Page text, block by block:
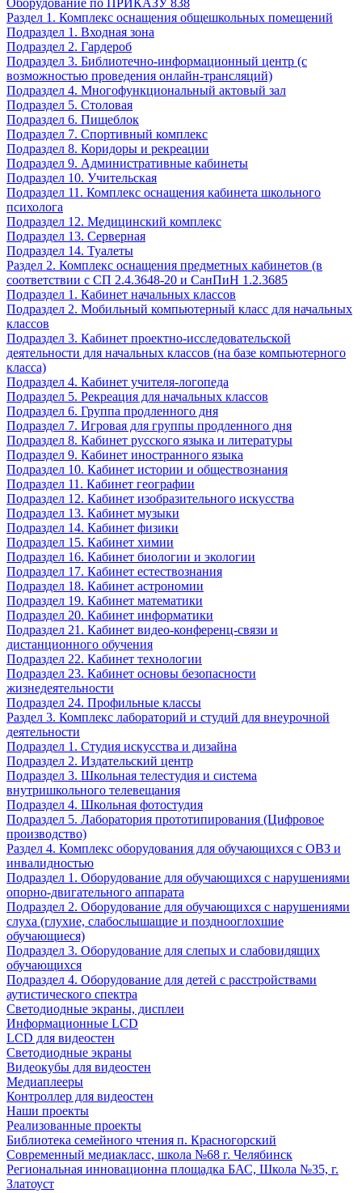
Оборудование по ПРИКАЗУ 838
Раздел 1. Комплекс оснащения общешкольных помещений
Подраздел 1. Входная зона
Подраздел 2. Гардероб
Подраздел 3. Библиотечно-информационный центр (с
возможностью проведения онлайн-трансляций)
Подраздел 4. Многофункциональный актовый зал
Подраздел 5. Столовая
Подраздел 6. Пищеблок
Подраздел 7. Спортивный комплекс
Подраздел 8. Коридоры и рекреации
Подраздел 9. Административные кабинеты
Подраздел 10. Учительская
Подраздел 11. Комплекс оснащения кабинета школьного
психолога
Подраздел 12. Медицинский комплекс
Подраздел 13. Серверная
Подраздел 14. Туалеты
Раздел 2. Комплекс оснащения предметных кабинетов (в
соответствии с СП 2.4.3648-20 и СанПиН 1.2.3685
Подраздел 1. Кабинет начальных классов
Подраздел 2. Мобильный компьютерный класс для начальных
классов
Подраздел 3. Кабинет проектно-исследовательской
деятельности для начальных классов (на базе компьютерного
класса)
Подраздел 4. Кабинет учителя-логопеда
Подраздел 5. Рекреация для начальных классов
Подраздел 6. Группа продленного дня
Подраздел 7. Игровая для группы продленного дня
Подраздел 8. Кабинет русского языка и литературы
Подраздел 9. Кабинет иностранного языка
Подраздел 10. Кабинет истории и обществознания
Подраздел 11. Кабинет географии
Подраздел 12. Кабинет изобразительного искусства
Подраздел 13. Кабинет музыки
Подраздел 14. Кабинет физики
Подраздел 15. Кабинет химии
Подраздел 16. Кабинет биологии и экологии
Подраздел 17. Кабинет естествознания
Подраздел 18. Кабинет астрономии
Подраздел 19. Кабинет математики
Подраздел 20. Кабинет информатики
Подраздел 21. Кабинет видео-конференц-связи и
дистанционного обучения
Подраздел 22. Кабинет технологии
Подраздел 23. Кабинет основы безопасности
жизнедеятельности
Подраздел 24. Профильные классы
Раздел 3. Комплекс лабораторий и студий для внеурочной
деятельности
Подраздел 1. Студия искусства и дизайна
Подраздел 2. Издательский центр
Подраздел 3. Школьная телестудия и система
внутришкольного телевещания
Подраздел 4. Школьная фотостудия
Подраздел 5. Лаборатория прототипирования (Цифровое
производство)
Раздел 4. Комплекс оборудования для обучающихся с ОВЗ и
инвалидностью
Подраздел 1. Оборудование для обучающихся с нарушениями
опорно-двигательного аппарата
Подраздел 2. Оборудование для обучающихся с нарушениями
слуха (глухие, слабослышащие и позднооглохшие
обучающиеся)
Подраздел 3. Оборудование для слепых и слабовидящих
обучающихся
Подраздел 4. Оборудование для детей с расстройствами
аутистического спектра
Светодиодные экраны, дисплеи
Информационные LCD
LCD для видеостен
Светодиодные экраны
Видеокубы для видеостен
Медиаплееры
Контроллер для видеостен
Наши проекты
Реализованные проекты
Библиотека семейного чтения п. Красногорский
Современный медиакласс, школа №68 г. Челябинск
Региональная инновационна площадка БАС, Школа №35, г.
Златоуст